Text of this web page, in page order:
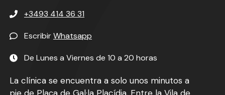
+3493 414 36 31
EscribirWhatsapp
De Lunes a Viernes de 10 a 20 horas
La clínica se encuentra a solo unos minutos a